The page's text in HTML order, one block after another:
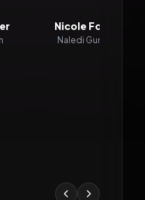
Nicole Fortuin
Naledi Gumede